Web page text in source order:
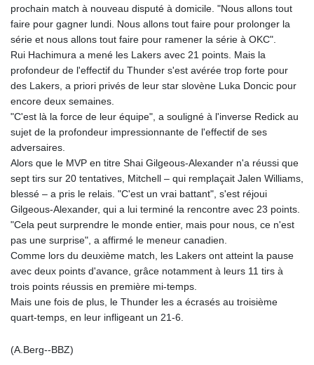
LAK
26025.676609
LBP
103223.017367
LKR 386.635196
LRD 208.057415
LTL 3.413768
LVL 0.699335
MAD 10.743067
MDL 20.044751
MGA
4918.938878
MKD 61.529235
MMK
2427.363841
MNT
4157.293457
MOP 9.314584
MRU 46.338424
prochain match à nouveau disputé à domicile. "Nous allons tout
faire pour gagner lundi. Nous allons tout faire pour prolonger la
série et nous allons tout faire pour ramener la série à OKC".
Rui Hachimura a mené les Lakers avec 21 points. Mais la
profondeur de l'effectif du Thunder s'est avérée trop forte pour
des Lakers, a priori privés de leur star slovène Luka Doncic pour
encore deux semaines.
"C'est là la force de leur équipe", a souligné à l'inverse Redick au
sujet de la profondeur impressionnante de l'effectif de ses
adversaires.
Alors que le MVP en titre Shai Gilgeous-Alexander n'a réussi que
sept tirs sur 20 tentatives, Mitchell – qui remplaçait Jalen Williams,
blessé – a pris le relais. "C'est un vrai battant", s'est réjoui
Gilgeous-Alexander, qui a lui terminé la rencontre avec 23 points.
"Cela peut surprendre le monde entier, mais pour nous, ce n'est
pas une surprise", a affirmé le meneur canadien.
Comme lors du deuxième match, les Lakers ont atteint la pause
avec deux points d'avance, grâce notamment à leurs 11 tirs à
trois points réussis en première mi-temps.
Mais une fois de plus, le Thunder les a écrasés au troisième
quart-temps, en leur infligeant un 21-6.
(A.Berg--BBZ)